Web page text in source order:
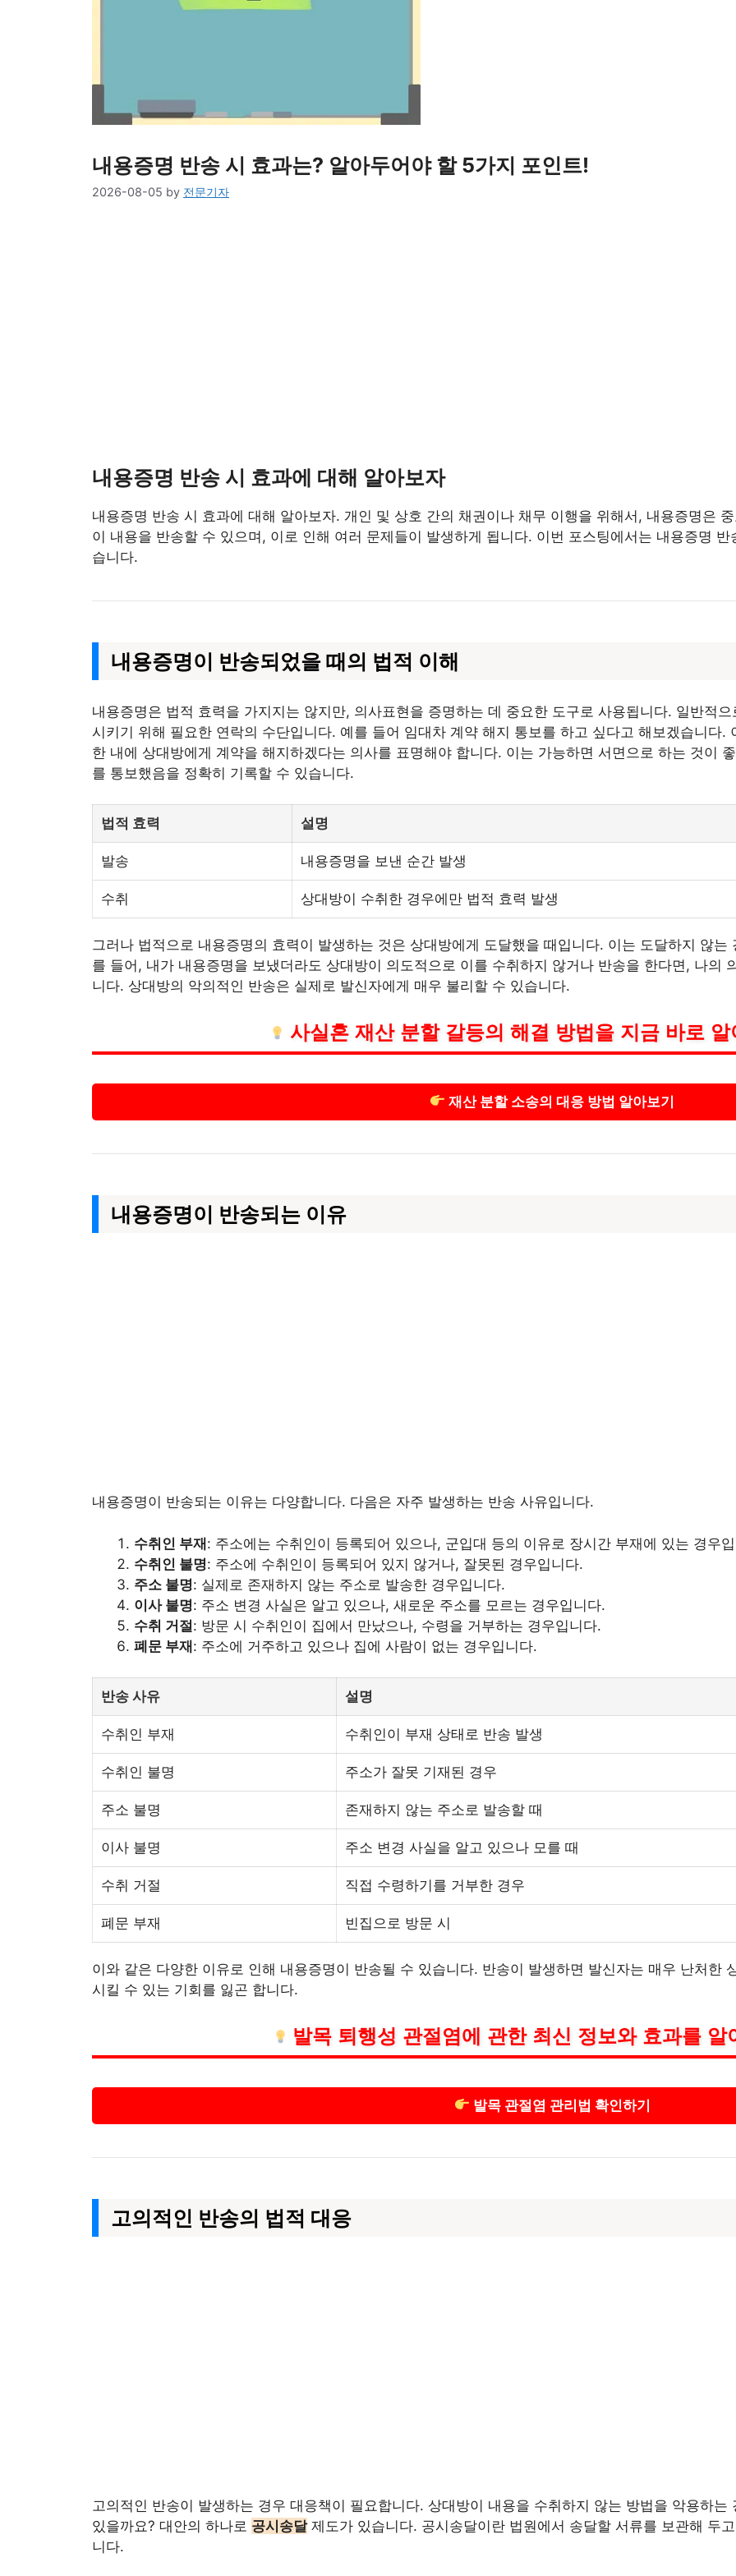
내용증명 반송 시 효과는? 알아두어야 할 5가지 포인트!
2026-08-05 by 전문기자
내용증명 반송 시 효과에 대해 알아보자
내용증명 반송 시 효과에 대해 알아보자. 개인 및 상호 간의 채권이나 채무 이행을 위해서, 내용증명은
이 내용을 반송할 수 있으며, 이로 인해 여러 문제들이 발생하게 됩니다. 이번 포스팅에서는 내용증명
습니다.
내용증명이 반송되었을 때의 법적 이해
내용증명은 법적 효력을 가지지는 않지만, 의사표현을 증명하는 데 중요한 도구로 사용됩니다. 일반적
시키기 위해 필요한 연락의 수단입니다. 예를 들어 임대차 계약 해지 통보를 하고 싶다고 해보겠습니다.
한 내에 상대방에게 계약을 해지하겠다는 의사를 표명해야 합니다. 이는 가능하면 서면으로 하는 것이
를 통보했음을 정확히 기록할 수 있습니다.
법적 효력 설명
발송 내용증명을 보낸 순간 발생
수취 상대방이 수취한 경우에만 법적 효력 발생
그러나 법적으로 내용증명의 효력이 발생하는 것은 상대방에게 도달했을 때입니다. 이는 도달하지 않
를 들어, 내가 내용증명을 보냈더라도 상대방이 의도적으로 이를 수취하지 않거나 반송을 한다면, 나의
니다. 상대방의 악의적인 반송은 실제로 발신자에게 매우 불리할 수 있습니다.
사실혼 재산 분할 갈등의 해결 방법을 지금 바로 알
재산 분할 소송의 대응 방법 알아보기
내용증명이 반송되는 이유
내용증명이 반송되는 이유는 다양합니다. 다음은 자주 발생하는 반송 사유입니다.
수취인 부재: 주소에는 수취인이 등록되어 있으나, 군입대 등의 이유로 장시간 부재에 있는 경우
수취인 불명: 주소에 수취인이 등록되어 있지 않거나, 잘못된 경우입니다.
주소 불명: 실제로 존재하지 않는 주소로 발송한 경우입니다.
이사 불명: 주소 변경 사실은 알고 있으나, 새로운 주소를 모르는 경우입니다.
수취 거절: 방문 시 수취인이 집에서 만났으나, 수령을 거부하는 경우입니다.
폐문 부재: 주소에 거주하고 있으나 집에 사람이 없는 경우입니다.
반송 사유 설명
수취인 부재 수취인이 부재 상태로 반송 발생
수취인 불명 주소가 잘못 기재된 경우
주소 불명 존재하지 않는 주소로 발송할 때
이사 불명 주소 변경 사실을 알고 있으나 모를 때
수취 거절 직접 수령하기를 거부한 경우
폐문 부재 빈집으로 방문 시
이와 같은 다양한 이유로 인해 내용증명이 반송될 수 있습니다. 반송이 발생하면 발신자는 매우 난처한
시킬 수 있는 기회를 잃곤 합니다.
발목 퇴행성 관절염에 관한 최신 정보와 효과를 알
발목 관절염 관리법 확인하기
고의적인 반송의 법적 대응
고의적인 반송이 발생하는 경우 대응책이 필요합니다. 상대방이 내용을 수취하지 않는 방법을 악용하
있을까요? 대안의 하나로 공시송달제도가 있습니다. 공시송달이란 법원에서 송달할 서류를 보관해 두
니다.